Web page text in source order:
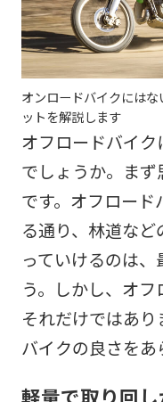
オンロードバイクには
ットを解説します
オフロードバイ
でしょうか。ま
です。オフロー
る通り、林道な
っていけるのは
う。しかし、オ
それだけではあ
バイクの良さをあ
軽量で取り回